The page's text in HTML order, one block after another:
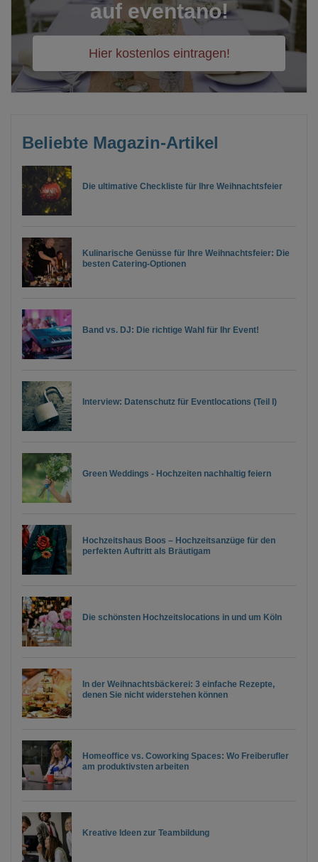
auf eventano!
Hier kostenlos eintragen!
Beliebte Magazin-Artikel
Die ultimative Checkliste für Ihre Weihnachtsfeier
Kulinarische Genüsse für Ihre Weihnachtsfeier: Die
besten Catering-Optionen
Band vs. DJ: Die richtige Wahl für Ihr Event!
Interview: Datenschutz für Eventlocations (Teil I)
Green Weddings - Hochzeiten nachhaltig feiern
Hochzeitshaus Boos – Hochzeitsanzüge für den
perfekten Auftritt als Bräutigam
Die schönsten Hochzeitslocations in und um Köln
In der Weihnachtsbäckerei: 3 einfache Rezepte,
denen Sie nicht widerstehen können
Homeoffice vs. Coworking Spaces: Wo Freiberufler
am produktivsten arbeiten
Kreative Ideen zur Teambildung